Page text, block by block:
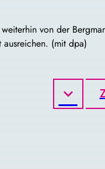
von der
(mit dpa)